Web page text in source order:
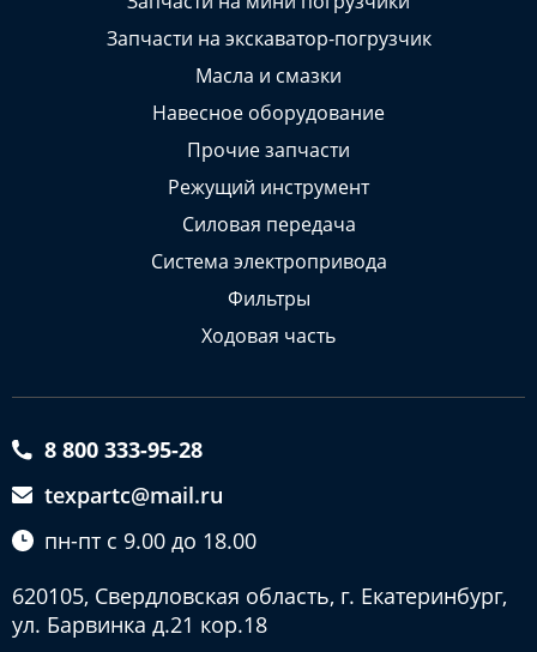
Запчасти на экскаватор-погрузчик
Масла и смазки
Навесное оборудование
Прочие запчасти
Режущий инструмент
Силовая передача
Система электропривода
Фильтры
Ходовая часть
8 800 333-95-28
texpartc@mail.ru
пн-пт с 9.00 до 18.00
620105, Свердловская область, г. Екатеринбург,
ул. Барвинка д.21 кор.18